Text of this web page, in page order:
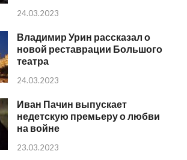
24.03.2023
Владимир Урин рассказал о
новой реставрации Большого
театра
24.03.2023
Иван Пачин выпускает
недетскую премьеру о любви
на войне
23.03.2023